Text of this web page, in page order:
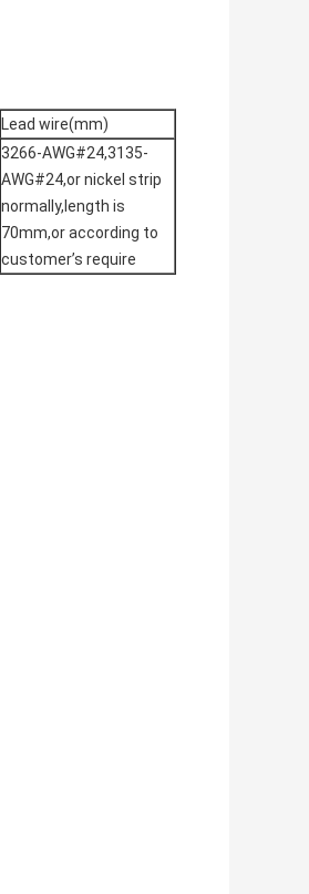
Lead wire(mm)
3266-AWG#24,3135-
AWG#24,or nickel strip
normally,length is
70mm,or according to
customer’s require